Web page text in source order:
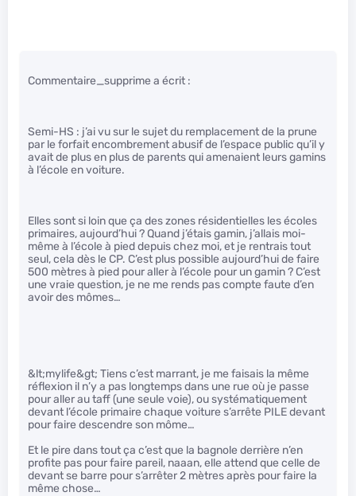
Commentaire_supprime a écrit :
Semi-HS : j’ai vu sur le sujet du remplacement de la prune
par le forfait encombrement abusif de l’espace public qu’il y
avait de plus en plus de parents qui amenaient leurs gamins
à l’école en voiture.
Elles sont si loin que ça des zones résidentielles les écoles
primaires, aujourd’hui ? Quand j’étais gamin, j’allais moi-
même à l’école à pied depuis chez moi, et je rentrais tout
seul, cela dès le CP. C’est plus possible aujourd’hui de faire
500 mètres à pied pour aller à l’école pour un gamin ? C’est
une vraie question, je ne me rends pas compte faute d’en
avoir des mômes…
&lt;mylife&gt; Tiens c’est marrant, je me faisais la même
réflexion il n’y a pas longtemps dans une rue où je passe
pour aller au taff (une seule voie), ou systématiquement
devant l’école primaire chaque voiture s’arrête PILE devant
pour faire descendre son môme…
Et le pire dans tout ça c’est que la bagnole derrière n’en
profite pas pour faire pareil, naaan, elle attend que celle de
devant se barre pour s’arrêter 2 mètres après pour faire la
même chose…